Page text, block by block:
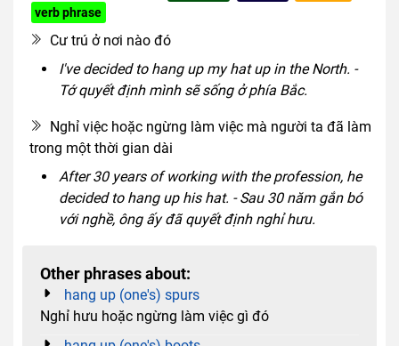
verb phrase
Cư trú ở nơi nào đó
I've decided to hang up my hat up in the North. -
Tớ quyết định mình sẽ sống ở phía Bắc.
Nghỉ việc hoặc ngừng làm việc mà người ta đã làm
trong một thời gian dài
After 30 years of working with the profession, he
decided to hang up his hat. - Sau 30 năm gắn bó
với nghề, ông ấy đã quyết định nghỉ hưu.
Other phrases about:
hang up (one's) spurs
Nghỉ hưu hoặc ngừng làm việc gì đó